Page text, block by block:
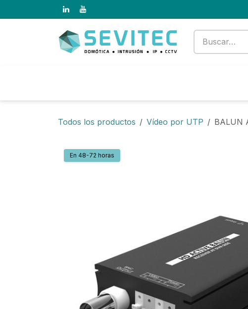
Todos los productos Vídeo por UTP BALUN
En 48-72 horas